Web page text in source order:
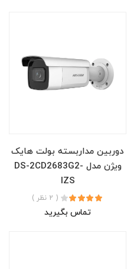
دوربین مداربسته بولت هایک
ویژن مدل DS-2CD2683G2-
IZS
( 2 نظر )
تماس بگیرید